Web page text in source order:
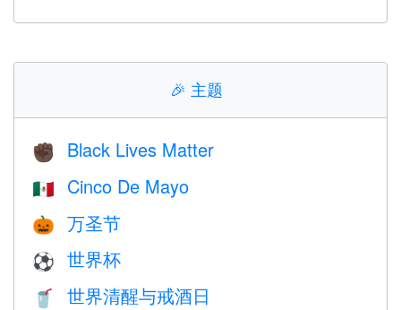
🎉 主题
✊🏿 Black Lives Matter
🇲🇽 Cinco De Mayo
🎃 万圣节
⚽ 世界杯
🥤 世界清醒与戒酒日